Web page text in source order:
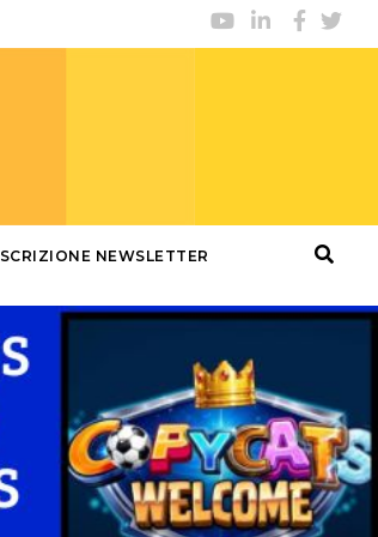
NEWSLETTER